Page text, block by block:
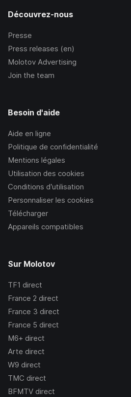
Découvrez-nous
Presse
Press releases (en)
Molotov Advertising
Join the team
Besoin d'aide
Aide en ligne
Politique de confidentialité
Mentions légales
Utilisation des cookies
Conditions d’utilisation
Personnaliser les cookies
Télécharger
Appareils compatibles
Sur Molotov
TF1 direct
France 2 direct
France 3 direct
France 5 direct
M6+ direct
Arte direct
W9 direct
TMC direct
BFMTV direct